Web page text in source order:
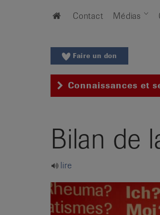
Home
Contact Médias
Faire un don
Connaissances et
Bilan de
lire